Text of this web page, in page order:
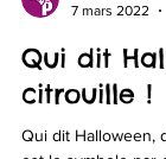
7 mars 2022
Qui dit
citrouille !